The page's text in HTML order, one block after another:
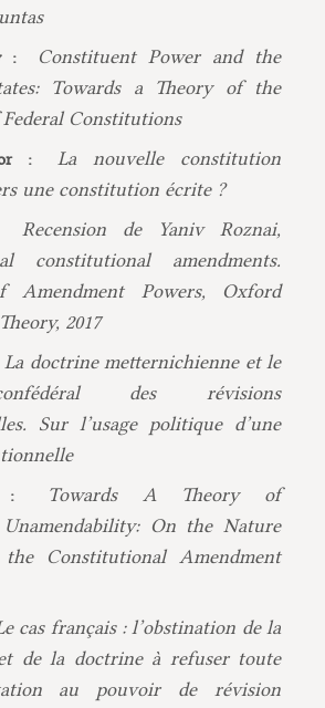
:
Constituent Power and the
Towards a Theory of the
Constitutions
:
La nouvelle constitution
une constitution écrite ?
Recension de Yaniv Roznai,
constitutional amendments.
Amendment Powers, Oxford
2017
La doctrine metternichienne et le
des révisions
Sur l’usage politique d’une
:
Towards A Theory of
On the Nature
Constitutional Amendment
cas français : l’obstination de la
de la doctrine à refuser toute
au pouvoir de révision